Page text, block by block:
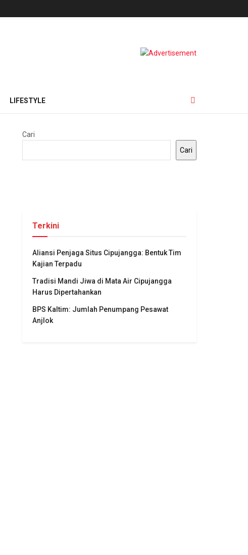
LIFESTYLE
Cari
Cari
Terkini
Aliansi Penjaga Situs Cipujangga: Bentuk Tim
Kajian Terpadu
Tradisi Mandi Jiwa di Mata Air Cipujangga
Harus Dipertahankan
BPS Kaltim: Jumlah Penumpang Pesawat
Anjlok